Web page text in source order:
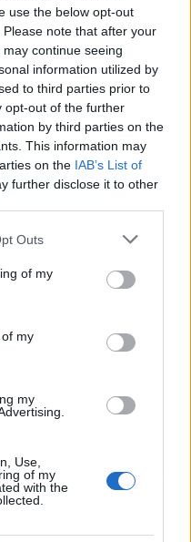
use the below opt-out
note that after your
continue seeing
information utilized by
to third parties prior to
opt-out of the further
by third parties on the
This information may
on the IAB’s List of
further disclose it to other
Outs
of my
my
my
Use,
of my
with the
en Madrid que su
implacable el paso
y millones en
antitaurina en Alfafar
sobre los 'bous al